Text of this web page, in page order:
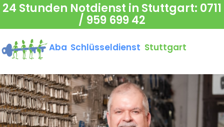
24 Stunden Notdienst in Stuttgart: 0711
/ 959 699 42
Aba Schlüsseldienst Stuttgart